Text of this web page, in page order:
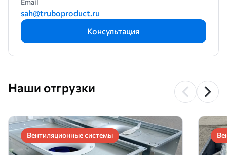
Email
sah@truboproduct.ru
Консультация
Наши отгрузки
Вентиляционные системы